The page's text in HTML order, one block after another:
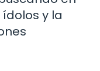
y la